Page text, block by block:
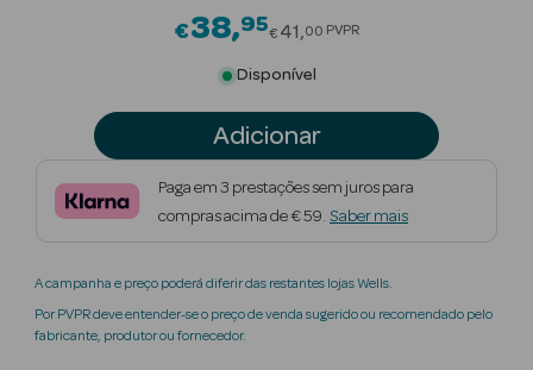
Beauty Season
Nutricosmética
Perfumes
Beauty Season
€38 95Price reduced from
€ 41 00 PVPR
Disponível
Adicionar
Paga em 3 prestações sem juros para
compras acima de € 59. Saber mais
A campanha e preço poderá diferir das restantes lojas Wells.
Por PVPR deve entender-se o preço de venda sugerido ou recomendado pelo
fabricante, produtor ou fornecedor.